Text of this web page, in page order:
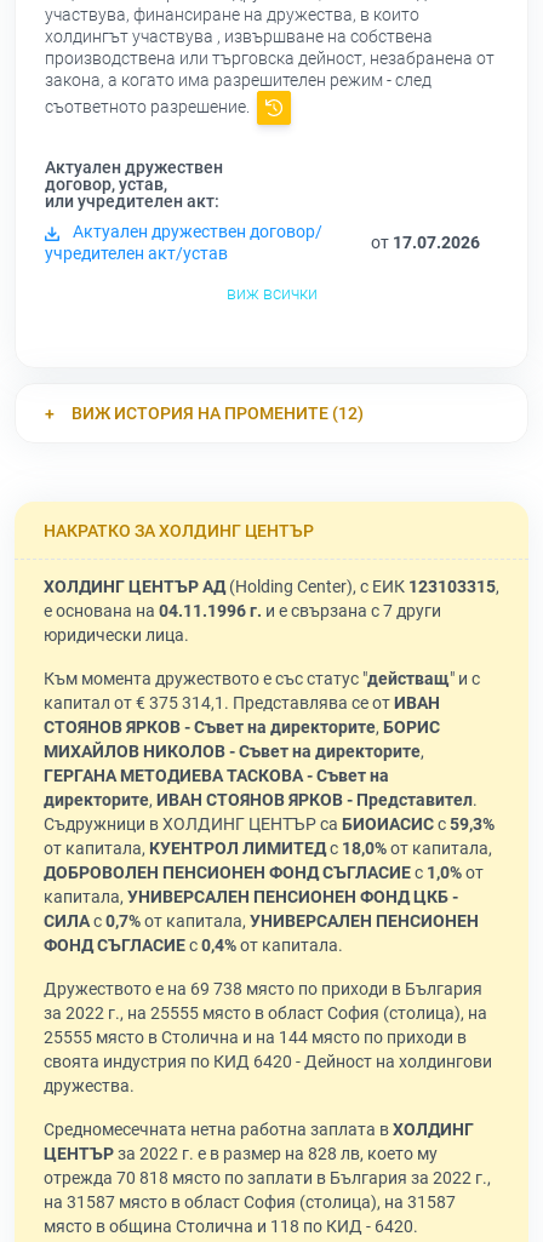
участвува, финансиране на дружества, в които
холдингът участвува , извършване на собствена
производствена или търговска дейност, незабранена от
закона, а когато има разрешителен режим - след
съответното разрешение.
Актуален дружествен
договор, устав,
или учредителен акт:
Актуален дружествен договор/
учредителен акт/устав
от 17.07.2026
виж всички
ВИЖ ИСТОРИЯ НА ПРОМЕНИТЕ (12)
НАКРАТКО ЗА ХОЛДИНГ ЦЕНТЪР
ХОЛДИНГ ЦЕНТЪР АД(Holding Center), с ЕИК 123103315,
е основана на 04.11.1996 г. и е свързана с 7 други
юридически лица.
Към момента дружеството е със статус "действащ" и с
капитал от € 375 314,1. Представлява се отИВАН
СТОЯНОВ ЯРКОВ - Съвет на директорите, БОРИС
МИХАЙЛОВ НИКОЛОВ - Съвет на директорите,
ГЕРГАНА МЕТОДИЕВА ТАСКОВА - Съвет на
директорите, ИВАН СТОЯНОВ ЯРКОВ - Представител.
Съдружници в ХОЛДИНГ ЦЕНТЪР са БИОИАСИСс59,3%
от капитала, КУЕНТРОЛ ЛИМИТЕДс 18,0%от капитала,
ДОБРОВОЛЕН ПЕНСИОНЕН ФОНД СЪГЛАСИЕс 1,0%от
капитала, УНИВЕРСАЛЕН ПЕНСИОНЕН ФОНД ЦКБ -
СИЛАс0,7%от капитала, УНИВЕРСАЛЕН ПЕНСИОНЕН
ФОНД СЪГЛАСИЕс0,4%от капитала.
Дружеството е на 69 738 място по приходи в България
за 2022 г., на 25555 място в област София (столица), на
25555 място в Столична и на 144 място по приходи в
своята индустрия по КИД 6420 - Дейност на холдингови
дружества.
Средномесечната нетна работна заплата вХОЛДИНГ
ЦЕНТЪРза 2022 г. е в размер на 828 лв, което му
отрежда 70 818 място по заплати в България за 2022 г.,
на 31587 място в област София (столица), на 31587
място в община Столична и 118 по КИД - 6420.